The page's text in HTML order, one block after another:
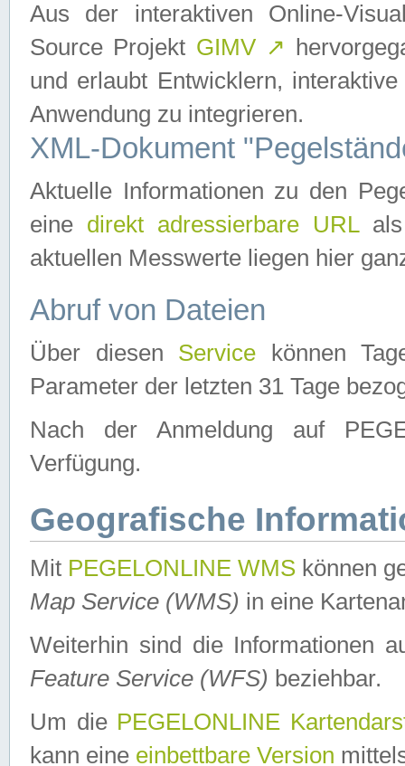
Aus der interaktiven Online-
Source Projekt GIMV ↗
und erlaubt Entwicklern,
Anwendung zu integrieren.
XML-Dokument
Aktuelle Informationen zu den
eine direkt adressierbare URLals
aktuellen Messwerte liegen hier
Abruf von Dateien
Über diesen Service können
Parameter der letzten 31 Tage
Nach der Anmeldung auf
Verfügung.
Geografische
Mit PEGELONLINE WMS können
Map Service (WMS) in eine
Weiterhin sind die Informationen
Feature Service (WFS) beziehbar.
Um die PEGELONLINE
kann eine einbettbare Version